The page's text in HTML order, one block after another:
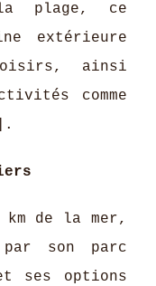
plage, ce
extérieure
ainsi
comme
de la mer,
son parc
ses options